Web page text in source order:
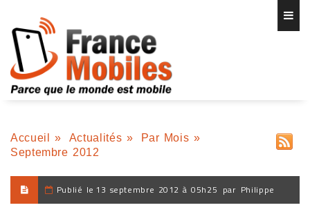
Accueil » Actualités » Par Mois »
Septembre 2012
Publié le 13 septembre 2012 à 05h25 par Philippe